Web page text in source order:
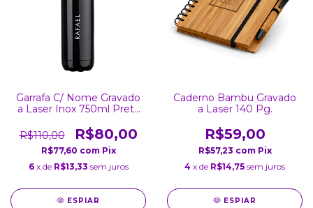
Garrafa C/ Nome Gravado
a Laser Inox 750ml Preta
R$110,00
R$80,00
R$77,60 com Pix
6 x de R$13,33 sem juros
ESPIAR
Caderno Bambu Gravado
a Laser 140 Pg.
R$59,00
R$57,23 com Pix
4 x de R$14,75 sem juros
ESPIAR